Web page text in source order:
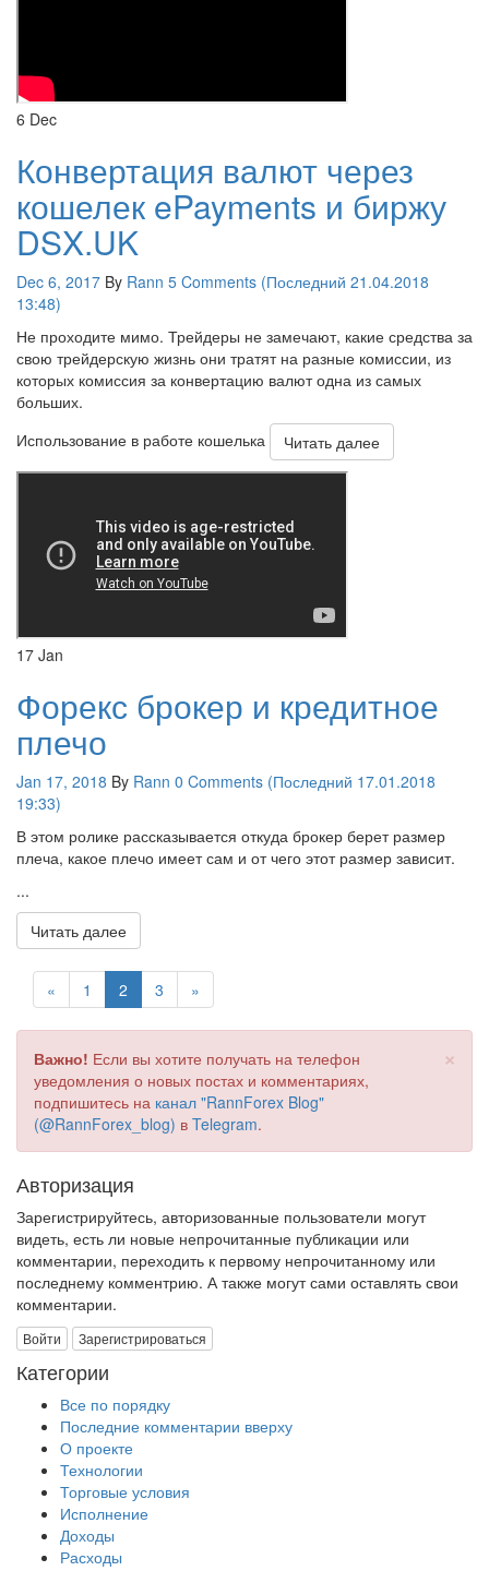
6 Dec
Конвертация валют через
кошелек ePayments и биржу
DSX.UK
Dec 6, 2017 By Rann 5 Comments (Последний 21.04.2018
13:48)
Не проходите мимо. Трейдеры не замечают, какие средства за
свою трейдерскую жизнь они тратят на разные комиссии, из
которых комиссия за конвертацию валют одна из самых
больших.
Использование в работе кошелька
Читать далее
17 Jan
Форекс брокер и кредитное
плечо
Jan 17, 2018 By Rann 0 Comments (Последний 17.01.2018
19:33)
В этом ролике рассказывается откуда брокер берет размер
плеча, какое плечо имеет сам и от чего этот размер зависит.
...
Читать далее
« 1 2 3 »
×
Важно! Если вы хотите получать на телефон
уведомления о новых постах и комментариях,
подпишитесь на канал "RannForex Blog"
(@RannForex_blog) в Telegram.
Авторизация
Зарегистрируйтесь, авторизованные пользователи могут
видеть, есть ли новые непрочитанные публикации или
комментарии, переходить к первому непрочитанному или
последнему комментрию. А также могут сами оставлять свои
комментарии.
Войти Зарегистрироваться
Категории
Все по порядку
Последние комментарии вверху
О проекте
Технологии
Торговые условия
Исполнение
Доходы
Расходы